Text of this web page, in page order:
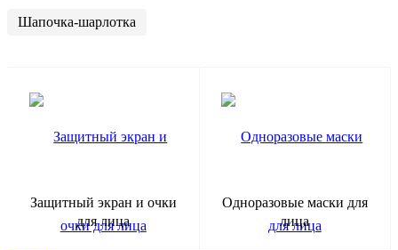
Шапочка-шарлотка
Защитный экран и очки
для лица
Одноразовые маски для
лица